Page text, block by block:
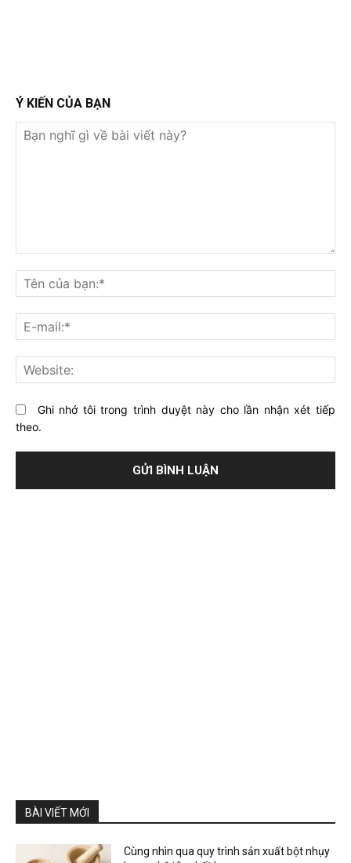
Ý KIẾN CỦA BẠN
nghĩ
gì
về
bài
viết
này?
Ghi nhớ tôi trong trình duyệt này cho lần nhận xét tiếp
theo.
BÀI VIẾT MỚI
Cùng nhìn qua quy trình sản xuất bột nhụy